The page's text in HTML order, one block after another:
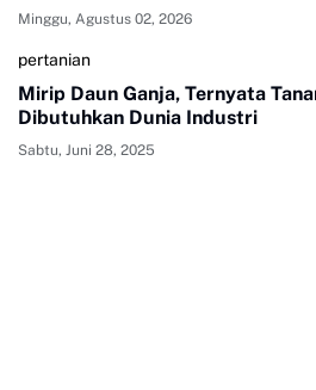
Minggu, Agustus 02, 2026
pertanian
Mirip Daun Ganja, Ternyata
Dibutuhkan Dunia Industri
Sabtu, Juni 28, 2025